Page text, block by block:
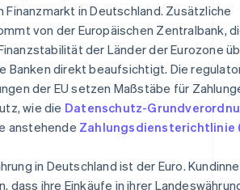
Finanzmarkt in Deutschland. Zusätzliche
von der Europäischen Zentralbank,
der Länder der Eurozone
Banken direkt beaufsichtigt. Die
der EU setzen Maßstäbe für
wie die Datenschutz-
anstehende Zahlungsdiensterichtlinie
in Deutschland ist der Euro.
dass ihre Einkäufe in ihrer